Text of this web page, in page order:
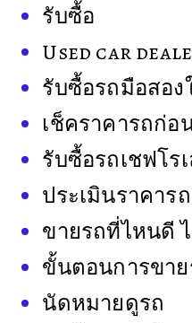
รับซื้อ
Used car
รับซื้อรถมือสอง
เช็คราคารถก่อ
รับซื้อรถเชฟโร
ประเมินราคาร
ขายรถที่ไหนดี
ขั้นตอนการขา
นัดหมายดูรถ